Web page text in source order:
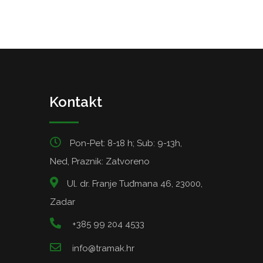
Kontakt
Pon-Pet: 8-18 h; Sub: 9-13h,
Ned, Praznik: Zatvoreno
Ul. dr. Franje Tuđmana 46, 23000,
Zadar
+385 99 204 4533
info@tramak.hr